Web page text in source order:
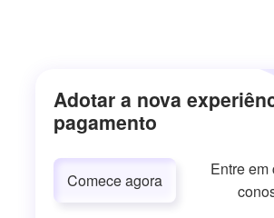
Adotar a nova
pagamento
Comece agora
Entre em